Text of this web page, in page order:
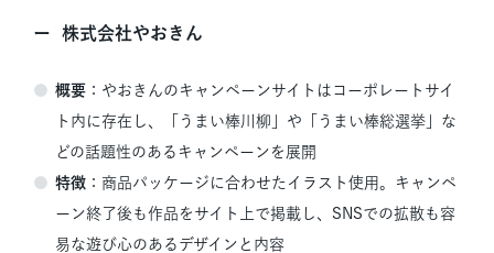
株式会社やおきん
概要 ：やおきんのキャンペーンサイトはコーポレートサイ
ト内に存在し、「うまい棒川柳」や「うまい棒総選挙」な
どの話題性のあるキャンペーンを展開
特徴 ：商品パッケージに合わせたイラスト使用。キャンペ
ーン終了後も作品をサイト上で掲載し、SNSでの拡散も容
易な遊び心のあるデザインと内容